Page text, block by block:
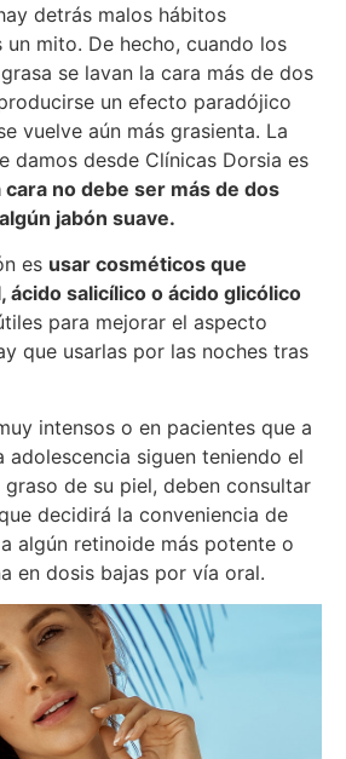
detrás malos hábitos
un mito. De hecho, cuando los
se lavan la cara más de dos
un efecto paradójico
vuelve aún más grasienta. La
damos desde Clínicas Dorsia es
cara no debe ser más de dos
jabón suave.
es usar cosméticos que
ácido salicílico o ácido glicólico
para mejorar el aspecto
que usarlas por las noches tras
intensos o en pacientes que a
adolescencia siguen teniendo el
de su piel, deben consultar
decidirá la conveniencia de
algún retinoide más potente o
en dosis bajas por vía oral.